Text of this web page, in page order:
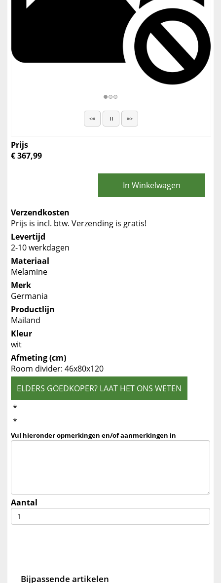
Prijs
€ 367,99
In Winkelwagen
Verzendkosten
Prijs is incl. btw. Verzending is gratis!
Levertijd
2-10 werkdagen
Materiaal
Melamine
Merk
Germania
Productlijn
Mailand
Kleur
wit
Afmeting (cm)
Room divider: 46x80x120
ELDERS GOEDKOPER? LAAT HET ONS WETEN
*
*
Vul hieronder opmerkingen en/of aanmerkingen in
Aantal
Bijpassende artikelen